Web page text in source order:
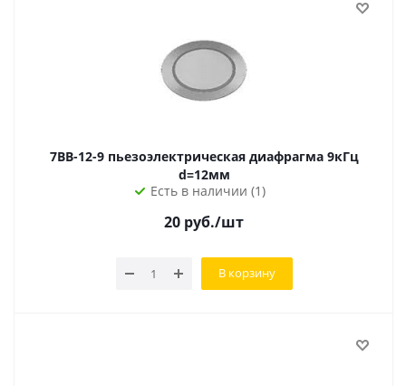
7BB-12-9 пьезоэлектрическая диафрагма 9кГц
d=12мм
Есть в наличии (1)
20 руб./шт
В корзину